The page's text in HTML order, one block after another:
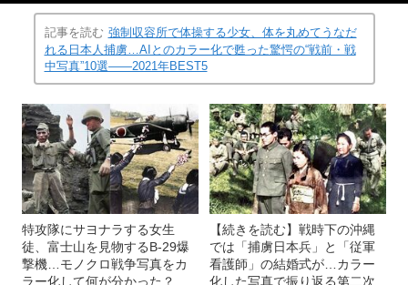
記事を読む 強制収容所で体操する少女、体を丸めてうなだ
れる日本人捕虜…AIとのカラー化で甦った驚愕の“戦前・戦
中写真”10選――2021年BEST5
特攻隊にサヨナラする女生
徒、富士山を見物するB-29爆
撃機…モノクロ戦争写真をカ
ラー化して何が分かった？
【続きを読む】戦時下の沖縄
では「捕虜日本兵」と「従軍
看護師」の結婚式が…カラー
化した写真で振り返る第二次